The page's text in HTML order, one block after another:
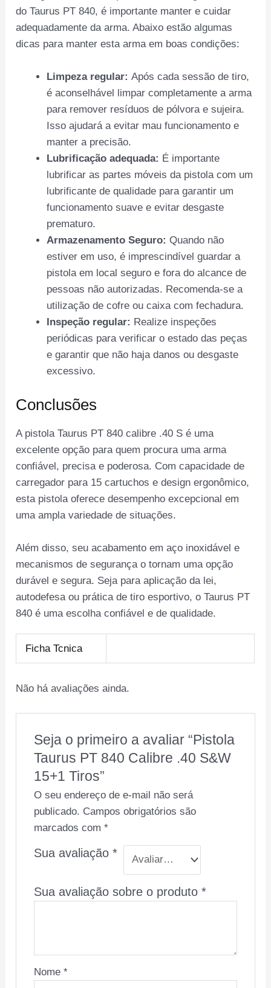
do Taurus PT 840, é importante manter e cuidar
adequadamente da arma. Abaixo estão algumas
dicas para manter esta arma em boas condições:
Limpeza regular: Após cada sessão de tiro,
é aconselhável limpar completamente a arma
para remover resíduos de pólvora e sujeira.
Isso ajudará a evitar mau funcionamento e
manter a precisão.
Lubrificação adequada: É importante
lubrificar as partes móveis da pistola com um
lubrificante de qualidade para garantir um
funcionamento suave e evitar desgaste
prematuro.
Armazenamento Seguro: Quando não
estiver em uso, é imprescindível guardar a
pistola em local seguro e fora do alcance de
pessoas não autorizadas. Recomenda-se a
utilização de cofre ou caixa com fechadura.
Inspeção regular: Realize inspeções
periódicas para verificar o estado das peças
e garantir que não haja danos ou desgaste
excessivo.
Conclusões
A pistola Taurus PT 840 calibre .40 S é uma
excelente opção para quem procura uma arma
confiável, precisa e poderosa. Com capacidade de
carregador para 15 cartuchos e design ergonômico,
esta pistola oferece desempenho excepcional em
uma ampla variedade de situações.
Além disso, seu acabamento em aço inoxidável e
mecanismos de segurança o tornam uma opção
durável e segura. Seja para aplicação da lei,
autodefesa ou prática de tiro esportivo, o Taurus PT
840 é uma escolha confiável e de qualidade.
Ficha Tcnica
Não há avaliações ainda.
Seja o primeiro a avaliar “Pistola
Taurus PT 840 Calibre .40 S&W
15+1 Tiros”
O seu endereço de e-mail não será
publicado. Campos obrigatórios são
marcados com *
Sua avaliação *
Sua avaliação sobre o produto *
Nome *